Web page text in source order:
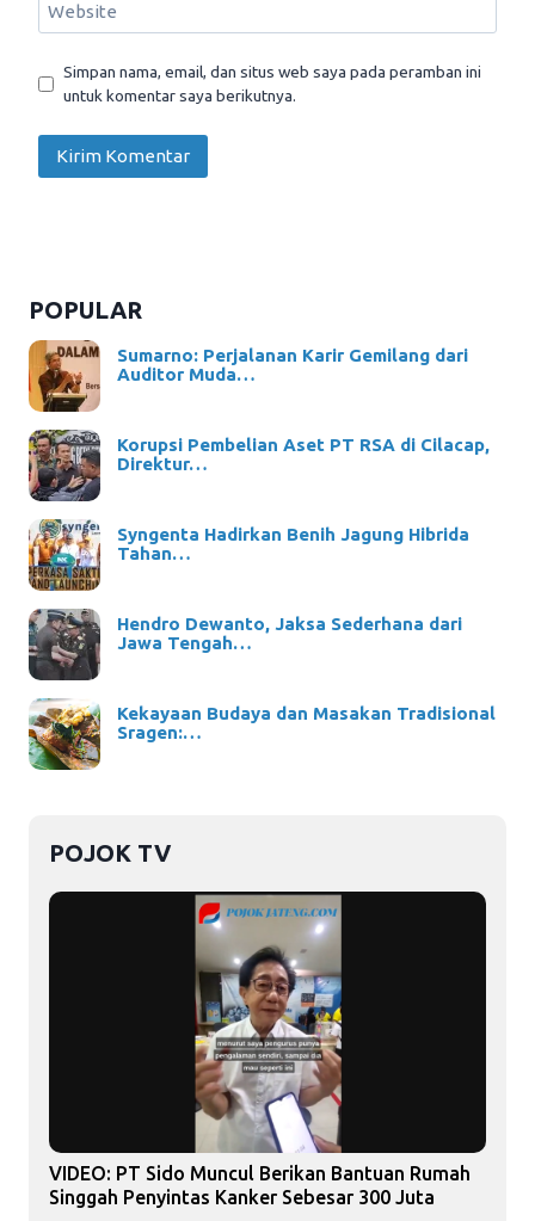
Website
Simpan nama, email, dan situs web saya pada peramban ini
untuk komentar saya berikutnya.
POPULAR
Sumarno: Perjalanan Karir Gemilang dari
Auditor Muda…
Korupsi Pembelian Aset PT RSA di Cilacap,
Direktur…
Syngenta Hadirkan Benih Jagung Hibrida
Tahan…
Hendro Dewanto, Jaksa Sederhana dari
Jawa Tengah…
Kekayaan Budaya dan Masakan Tradisional
Sragen:…
POJOK TV
VIDEO: PT Sido Muncul Berikan Bantuan Rumah
Singgah Penyintas Kanker Sebesar 300 Juta